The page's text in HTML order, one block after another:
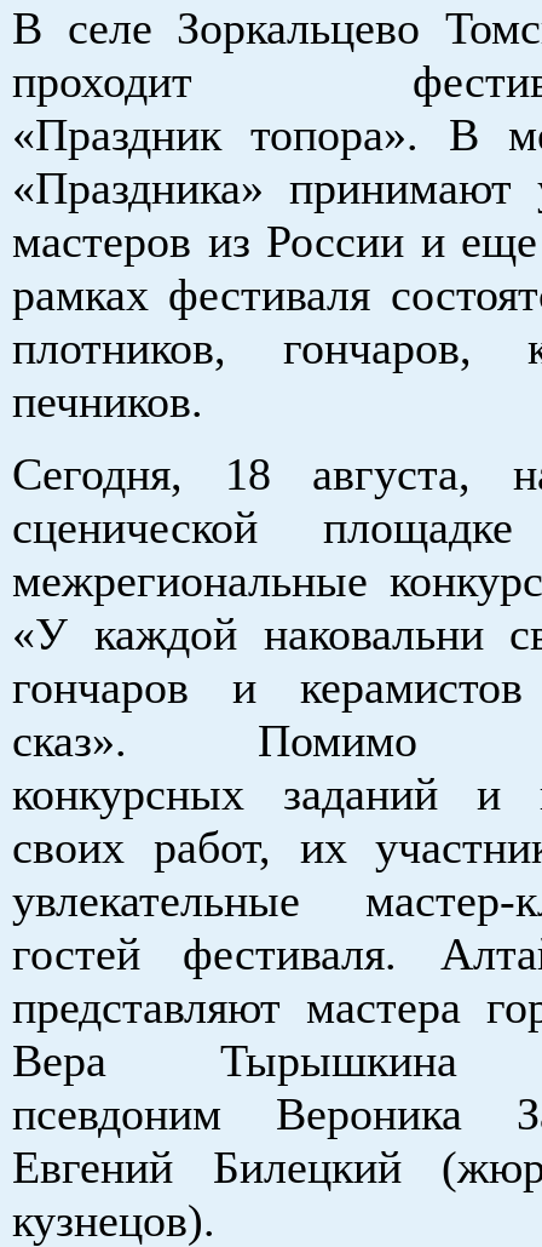
В селе Зоркальцево
проходит
«Праздник топора». В
«Праздника» принимают
мастеров из России и
рамках фестиваля
плотников, гончаров,
печников.
Сегодня, 18 августа,
сценической
межрегиональные
«У каждой наковальни
гончаров и
сказ». Помимо
конкурсных заданий и
своих работ, их
увлекательные
гостей фестиваля.
представляют мастера
Вера Тырышкина
псевдоним Вероника
Евгений Билецкий
кузнецов).